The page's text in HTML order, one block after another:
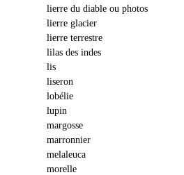
lierre du diable ou photos
lierre glacier
lierre terrestre
lilas des indes
lis
liseron
lobélie
lupin
margosse
marronnier
melaleuca
morelle